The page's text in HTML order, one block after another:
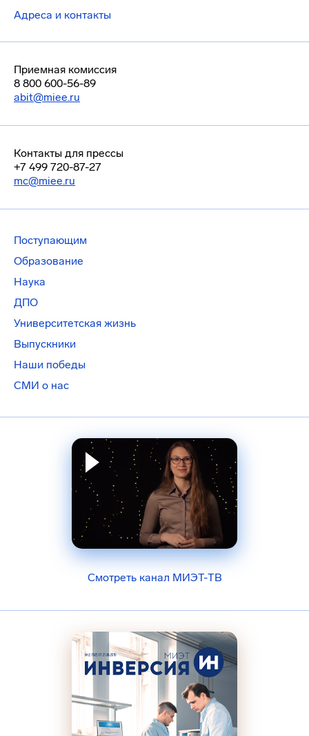
Адреса и контакты
Приемная комиссия
8 800 600-56-89
abit@miee.ru
Контакты для прессы
+7 499 720-87-27
mc@miee.ru
Поступающим
Образование
Наука
ДПО
Университетская жизнь
Выпускники
Наши победы
СМИ о нас
Смотреть канал МИЭТ-ТВ